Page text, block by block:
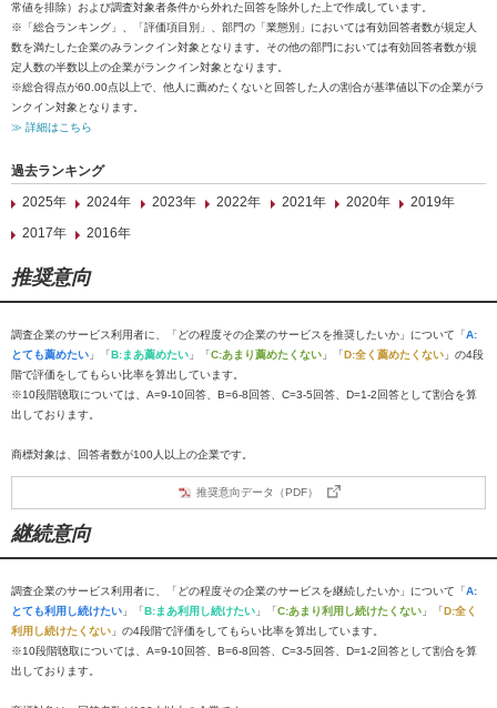
常値を排除）および調査対象者条件から外れた回答を除外した上で作成しています。
※「総合ランキング」、「評価項目別」、部門の「業態別」においては有効回答者数が規定人
数を満たした企業のみランクイン対象となります。その他の部門においては有効回答者数が規
定人数の半数以上の企業がランクイン対象となります。
※総合得点が60.00点以上で、他人に薦めたくないと回答した人の割合が基準値以下の企業がラ
ンクイン対象となります。
≫ 詳細はこちら
過去ランキング
2025年
2024年 2023年 2022年 2021年 2020年
2019年
2017年
2016年
推奨意向
調査企業のサービス利用者に、「どの程度その企業のサービスを推奨したいか」について「A:
とても薦めたい 」「B:まあ薦めたい 」「C:あまり薦めたくない 」「D:全く薦めたくない 」の4段
階で評価をしてもらい比率を算出しています。
※10段階聴取については、A=9-10回答、B=6-8回答、C=3-5回答、D=1-2回答として割合を算
出しております。
商標対象は、回答者数が100人以上の企業です。
推奨意向データ（PDF）
継続意向
調査企業のサービス利用者に、「どの程度その企業のサービスを継続したいか」について「A:
とても利用し続けたい 」「B:まあ利用し続けたい 」「C:あまり利用し続けたくない 」「D:全く
利用し続けたくない 」の4段階で評価をしてもらい比率を算出しています。
※10段階聴取については、A=9-10回答、B=6-8回答、C=3-5回答、D=1-2回答として割合を算
出しております。